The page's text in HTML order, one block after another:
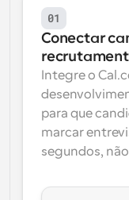
01
Conectar
Integre o
para que
marcar
segundos,